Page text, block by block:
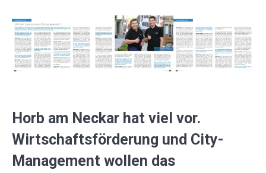
Horb am Neckar hat viel vor.
Wirtschaftsförderung und City-
Management wollen das